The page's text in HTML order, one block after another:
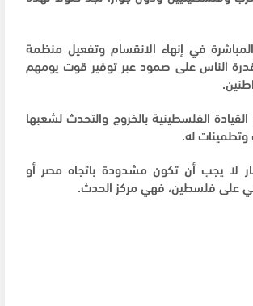
في إنهاء الانقسام وتفعيل منظمة
الناس على صمود عبر توفير قوت يومهم
الفلسطينية بالخروج والتحدث لشعبها
له.
لا يجب أن تكون مشدودة باتجاه مصر أو
هي على فلسطين، فهي مركز الحدث.